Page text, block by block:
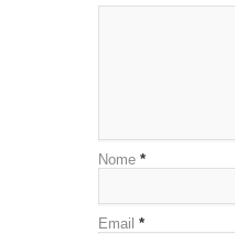
Nome *
Email *